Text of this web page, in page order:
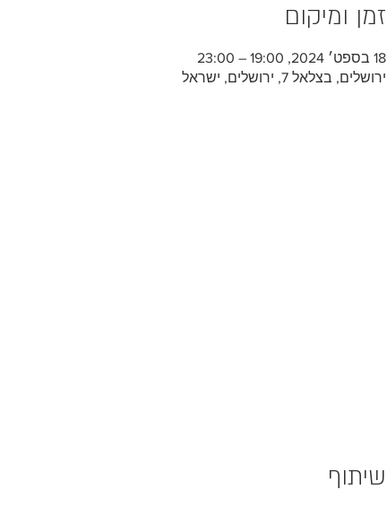
זמן ומיקום
18 בספט׳ 2024, 19:00 – 23:00
ירושלים, בצלאל 7, ירושלים, ישראל
שיתוף